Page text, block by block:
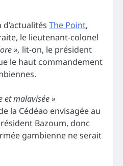
The Point,
le lieutenant-colonel
», lit-on, le président
le haut commandement
et malavisée »
la Cédéao envisagée au
Bazoum, donc
gambienne ne serait